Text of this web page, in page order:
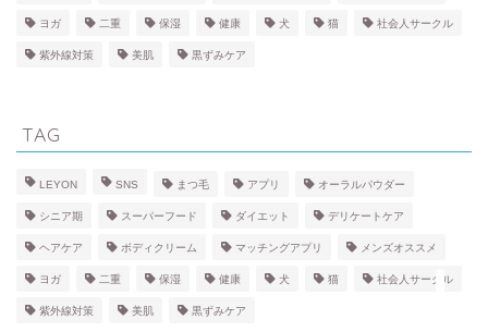
ヨガ 二重 保湿 健康 犬 猫 社会人サークル
紫外線対策 美肌 黒ずみケア
TAG
LEYON SNS まつ毛 アプリ オーラルパウダー
シニア期 スーパーフード ダイエット デリケートケア
ヘアケア ボディクリーム マッチングアプリ メンズオススメ
ヨガ 二重 保湿 健康 犬 猫 社会人サークル
紫外線対策 美肌 黒ずみケア
HEALTH
PET